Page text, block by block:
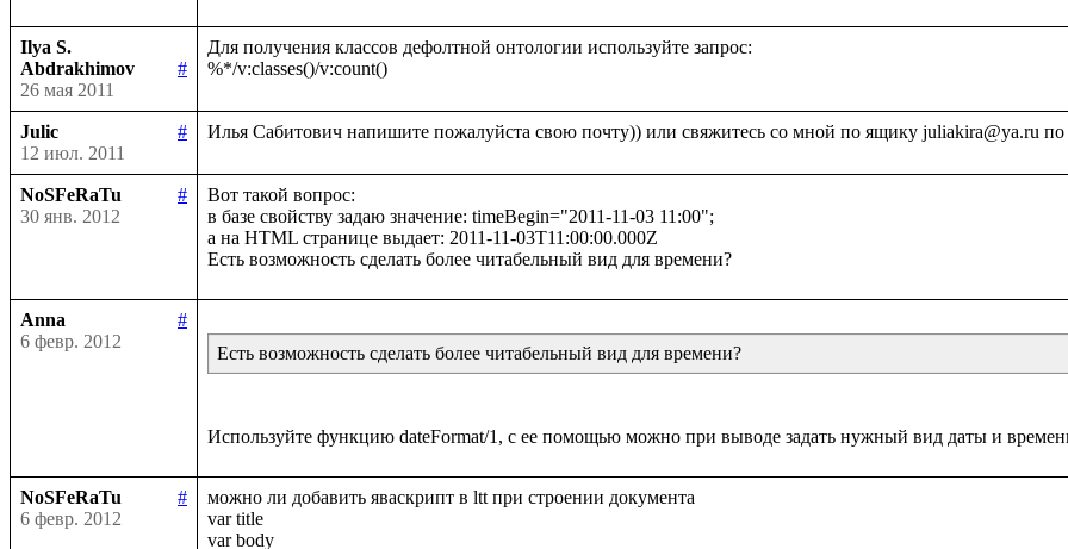
Ilya S.
Abdrakhimov
#
26 мая 2011
Для получения классов дефолтной онтологии используйте запрос:
Julic
#
12 июл. 2011
NoSFeRaTu
#
30 янв. 2012
Вот такой вопрос:
в базе свойству задаю значение: timeBegin="2011-11-03 11:00";
а на HTML странице выдает: 2011-11-03T11:00:00.000Z
Anna
#
6 февр. 2012
Есть возможность сделать более читабельный вид для времени?
NoSFeRaTu
#
6 февр. 2012
можно ли добавить яваскрипт в ltt при строении документа
var title
var body